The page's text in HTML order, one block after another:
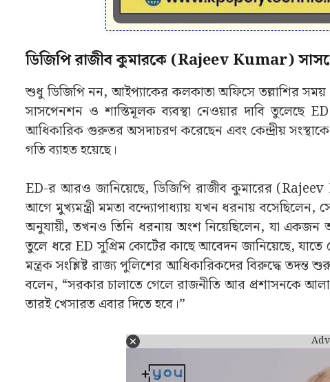
ডিজিপি রাজীব কুমারকে (Rajeev Kumar)
শুধু ডিজিপি নন, আইপ্যাকের কলকাতা অফিসে তল্লাশির সময়
সাসপেনশন ও শাস্তিমূলক ব্যবস্থা নেওয়ার দাবি তুলেছে
আধিকারিক গুরুতর অসদাচরণ করেছেন এবং কেন্দ্রীয়
গতি ব্যাহত হয়েছে।
ED-র আরও জানিয়েছে, ডিজিপি রাজীব কুমারের
আগে মুখ্যমন্ত্রী মমতা বন্দ্যোপাধ্যায় যখন ধরনায়
অনুযায়ী, তখনও তিনি ধরনায় অংশ নিয়েছিলেন, যা একজন
তুলে ধরে ED সুপ্রিম কোর্টের কাছে আবেদন জানিয়েছে, যাতে
মন্ত্রক সংশ্লিষ্ট রাজ্য পুলিশের আধিকারিকদের বিরুদ্ধে তদন্ত
বলেন, “সরকার চালাতে গেলে রাজনীতি আর প্রশাসনকে
তারই খেসারত এবার দিতে হবে।”